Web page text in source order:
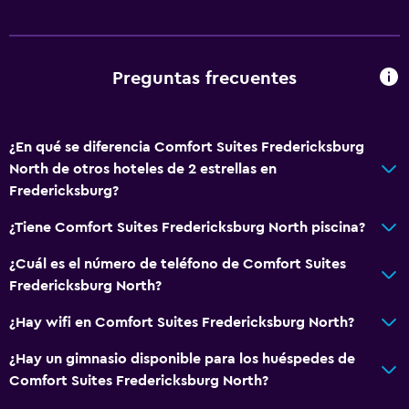
Preguntas frecuentes
¿En qué se diferencia Comfort Suites Fredericksburg
North de otros hoteles de 2 estrellas en
Fredericksburg?
¿Tiene Comfort Suites Fredericksburg North piscina?
¿Cuál es el número de teléfono de Comfort Suites
Fredericksburg North?
¿Hay wifi en Comfort Suites Fredericksburg North?
¿Hay un gimnasio disponible para los huéspedes de
Comfort Suites Fredericksburg North?